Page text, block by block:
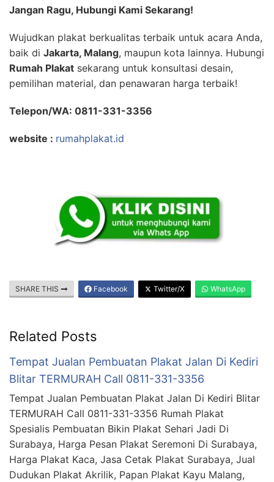
Jangan Ragu, Hubungi Kami Sekarang!
Wujudkan plakat berkualitas terbaik untuk acara Anda,
baik di Jakarta, Malang, maupun kota lainnya. Hubungi
Rumah Plakat sekarang untuk konsultasi desain,
pemilihan material, dan penawaran harga terbaik!
Telepon/WA: 0811-331-3356
website : rumahplakat.id
SHARE THIS Facebook Twitter/X WhatsApp
Related Posts
Tempat Jualan Pembuatan Plakat Jalan Di Kediri
Blitar TERMURAH Call 0811-331-3356
Tempat Jualan Pembuatan Plakat Jalan Di Kediri Blitar
TERMURAH Call 0811-331-3356 Rumah Plakat
Spesialis Pembuatan Bikin Plakat Sehari Jadi Di
Surabaya, Harga Pesan Plakat Seremoni Di Surabaya,
Harga Plakat Kaca, Jasa Cetak Plakat Surabaya, Jual
Dudukan Plakat Akrilik, Papan Plakat Kayu Malang,